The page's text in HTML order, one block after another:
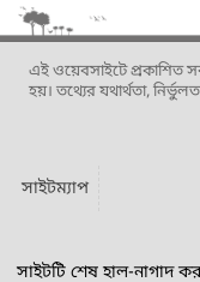
এই ওয়েবসাইটে প্রকাশিত
হয়। তথ্যের যথার্থতা,
সাইটম্যাপ
সাইটটি শেষ হাল-নাগাদ